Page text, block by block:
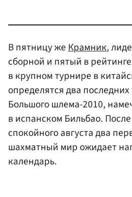
В пятницу жеКрамник,
сборной и пятый в рейтинге
в крупном турнире в
определятся два
Большого шлема-2010,
в испанском Бильбао.
спокойного августа два
шахматный мир ожидает
календарь.